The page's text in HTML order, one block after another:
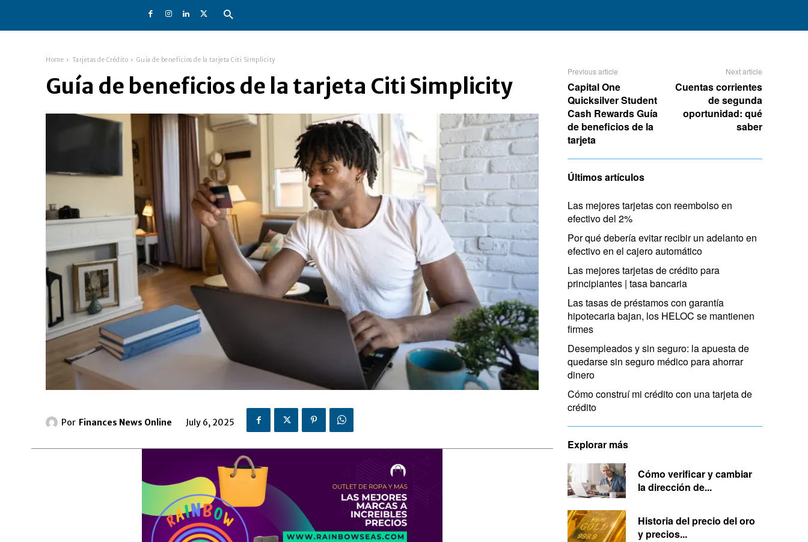
Home Tarjetas de Crédito Guía de beneficios de la tarjeta Citi Simplicity
Guía de beneficios de la tarjeta Citi Simplicity
Por Finances News Online July 6, 2025
Previous article
Capital One
Quicksilver Student
Cash Rewards Guía
de beneficios de la
tarjeta
Next article
Cuentas corrientes
de segunda
oportunidad: qué
saber
Últimos artículos
Las mejores tarjetas con reembolso en
efectivo del 2%
Por qué debería evitar recibir un adelanto en
efectivo en el cajero automático
Las mejores tarjetas de crédito para
principiantes | tasa bancaria
Las tasas de préstamos con garantía
hipotecaria bajan, los HELOC se mantienen
firmes
Desempleados y sin seguro: la apuesta de
quedarse sin seguro médico para ahorrar
dinero
Cómo construí mi crédito con una tarjeta de
crédito
Explorar más
Cómo verificar y cambiar
la dirección de...
Historia del precio del oro
y precios...